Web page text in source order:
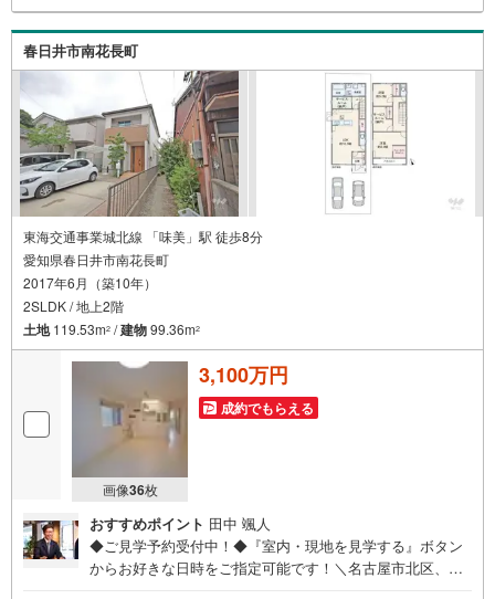
軽にご連絡下さい！現地を見学される場合は「室内・現地
を見学する（無料）」ボタンよりご希望の日時をご記入い
ただけますとスムーズにご案内が可能です。
春日井市南花長町
東海交通事業城北線 「味美」駅 徒歩8分
愛知県春日井市南花長町
2017年6月（築10年）
2SLDK / 地上2階
土地119.53m2 /建物99.36m2
画像36枚
3,100万円
成約でもらえる
おすすめポイント 田中 颯人
◆ご見学予約受付中！◆『室内・現地を見学する』ボタン
からお好きな日時をご指定可能です！＼名古屋市北区、守